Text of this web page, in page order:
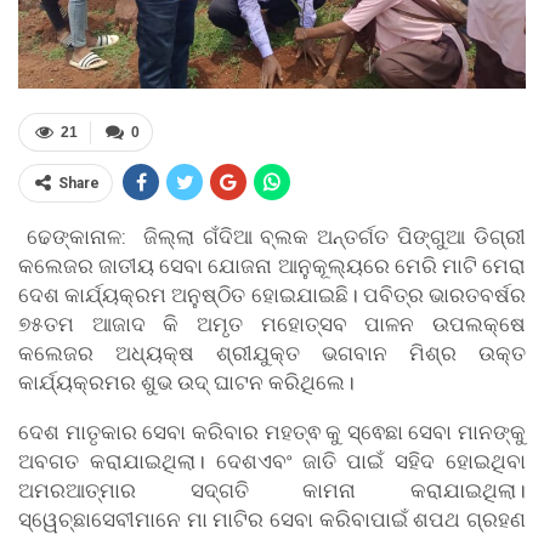
0
21
Share
ଢେଙ୍କାନାଳ: ଜିଲ୍ଲା ଗଁଦିଆ ବ୍ଲକ ଅନ୍ତର୍ଗତ ପିଙ୍ଗୁଆ ଡିଗ୍ରୀ
କଲେଜର ଜାତୀୟ ସେବା ଯୋଜନା ଆନୁକୂଲ୍ୟରେ ମେରି ମାଟି ମେରା
ଦେଶ କାର୍ଯ୍ୟକ୍ରମ ଅନୁଷ୍ଠିତ ହୋଇଯାଇଛି। ପବିତ୍ର ଭାରତବର୍ଷର
୭୫ତମ ଆଜାଦ କି ଅମୃତ ମହୋତ୍ସବ ପାଳନ ଉପଲକ୍ଷେ
କଲେଜର ଅଧ୍ୟକ୍ଷ ଶ୍ରୀଯୁକ୍ତ ଭଗବାନ ମିଶ୍ର ଉକ୍ତ
କାର୍ଯ୍ୟକ୍ରମର ଶୁଭ ଉଦ୍ ଘାଟନ କରିଥିଲେ।
ଦେଶ ମାତୃକାର ସେବା କରିବାର ମହତ୍ଵ କୁ ସ୍ଵେଛା ସେବା ମାନଙ୍କୁ
ଅବଗତ କରାଯାଇଥିଲା। ଦେଶଏବଂ ଜାତି ପାଇଁ ସହିଦ ହୋଇଥିବା
ଅମରଆତ୍ମାର ସଦ୍‌ଗତି କାମନା କରାଯାଇଥିଲା।
ସ୍ୱେଚ୍ଛାସେବୀମାନେ ମା ମାଟିର ସେବା କରିବାପାଇଁ ଶପଥ ଗ୍ରହଣ